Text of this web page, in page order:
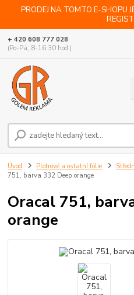
PRODEJ NA TOMTO E-SHOPU
+ 420 608 777 028
(Po-Pá, 8-16:30 hod.)
Úvod Plotrové a ostatní fólie
751, barva 332 Deep orange
Oracal 751,
orange